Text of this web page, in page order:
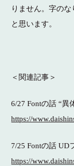
りません。字の
と思います。
＜関連記事＞
6/27 Fontの話 “異
https://
7/25 Fontの話 UD
https://